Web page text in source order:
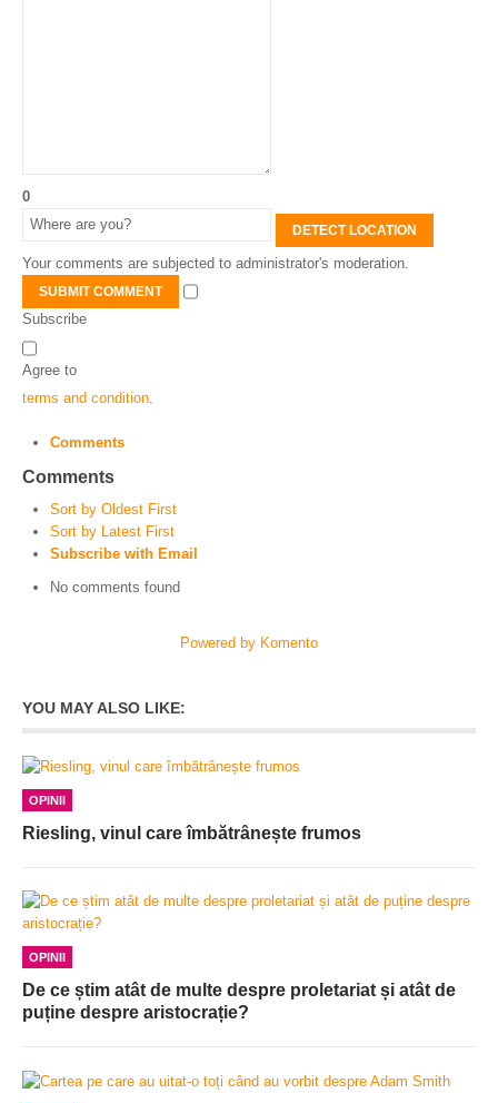
0
DETECT LOCATION
Your comments are subjected to administrator's moderation.
SUBMIT COMMENT
Subscribe
Agree to
terms and condition
Comments
Comments
Sort by Oldest First
Sort by Latest First
Subscribe with Email
No comments found
Powered by Komento
YOU MAY ALSO LIKE:
OPINII
Riesling, vinul care îmbătrânește frumos
OPINII
De ce știm atât de multe despre proletariat și atât de
puține despre aristocrație?